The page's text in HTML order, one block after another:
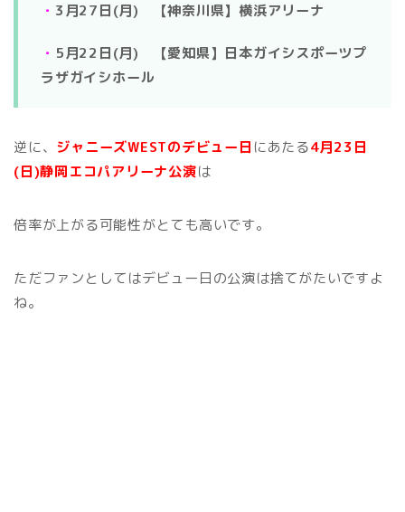
・ 3月27日(月) 【神奈川県】横浜アリーナ
・ 5月22日(月) 【愛知県】日本ガイシスポーツプ
ラザガイシホール
逆に、 ジャニーズWESTのデビュー日 にあたる4月23日
(日)静岡エコパアリーナ公演は
倍率が上がる可能性がとても高いです。
ただファンとしてはデビュー日の公演は捨てがたいですよ
ね。